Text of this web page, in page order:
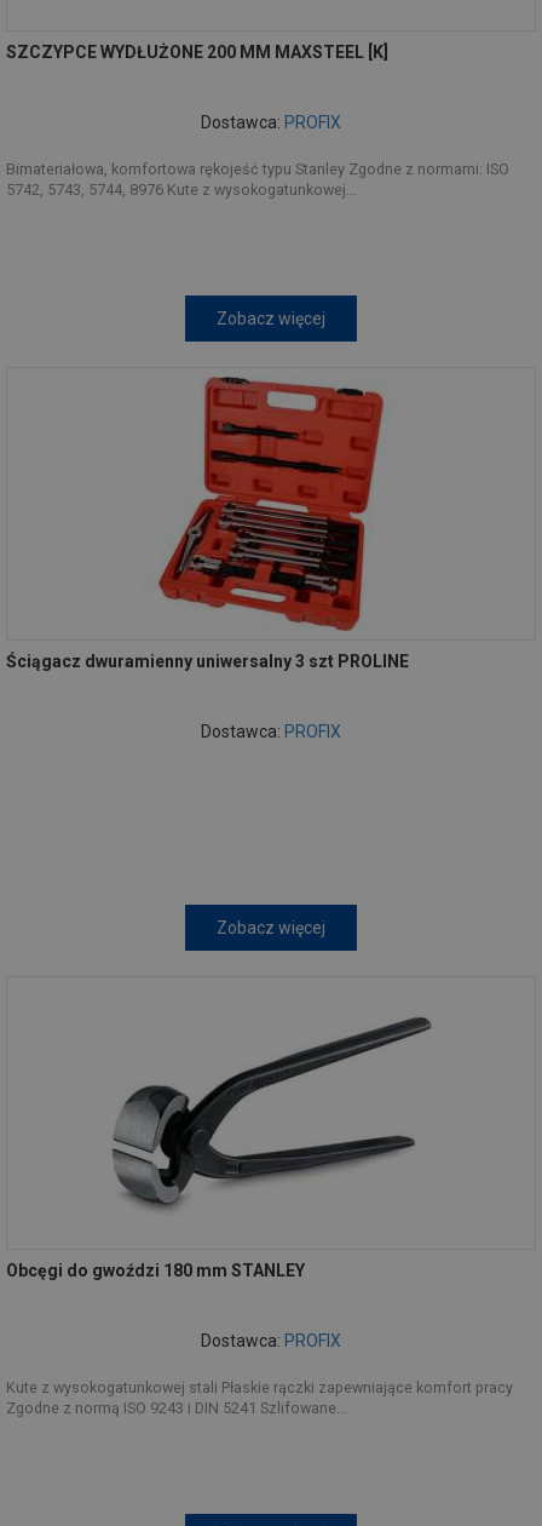
SZCZYPCE WYDŁUŻONE 200 MM MAXSTEEL [K]
Dostawca: PROFIX
Bimateriałowa, komfortowa rękojeść typu Stanley Zgodne z normami: ISO
5742, 5743, 5744, 8976 Kute z wysokogatunkowej...
Zobacz więcej
Ściągacz dwuramienny uniwersalny 3 szt PROLINE
Dostawca: PROFIX
Zobacz więcej
Obcęgi do gwoździ 180 mm STANLEY
Dostawca: PROFIX
Kute z wysokogatunkowej stali Płaskie rączki zapewniające komfort pracy
Zgodne z normą ISO 9243 i DIN 5241 Szlifowane...